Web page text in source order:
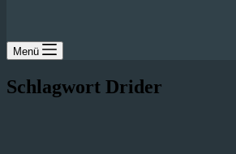
Menü
Schlagwort Drider